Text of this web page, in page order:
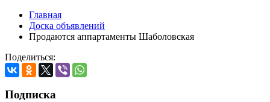
Главная
Доска объявлений
Продаются аппартаменты Шаболовская
Поделиться:
Подписка